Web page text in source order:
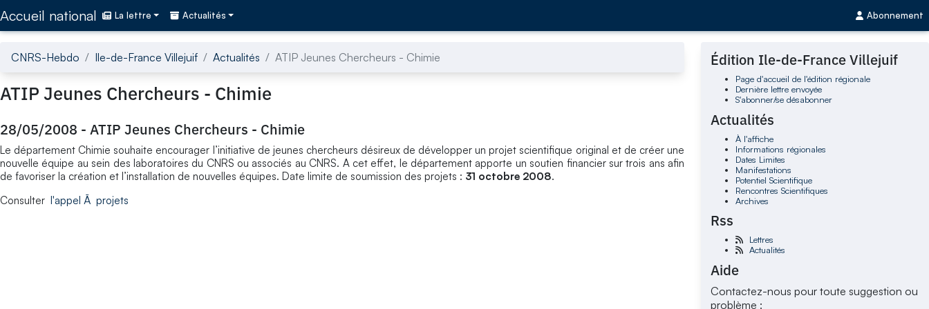
Accueil national La lettre Actualités Abonnement
CNRS-Hebdo Ile-de-France Villejuif Actualités ATIP Jeunes Chercheurs - Chimie
ATIP Jeunes Chercheurs - Chimie
28/05/2008 - ATIP Jeunes Chercheurs - Chimie
Le département Chimie souhaite encourager l’initiative de jeunes chercheurs désireux de développer un projet scientifique original et de créer une
nouvelle équipe au sein des laboratoires du CNRS ou associés au CNRS. A cet effet, le département apporte un soutien financier sur trois ans afin
de favoriser la création et l’installation de nouvelles équipes. Date limite de soumission des projets : 31 octobre 2008.
Consulter l'appel Ã projets
Édition Ile-de-France Villejuif
Page d'accueil de l'édition régionale
Dernière lettre envoyée
S'abonner/se désabonner
Actualités
À l'affiche
Informations régionales
Dates Limites
Manifestations
Potentiel Scientifique
Rencontres Scientifiques
Archives
Rss
Lettres
Actualités
Aide
Contactez-nous pour toute suggestion ou
problème :